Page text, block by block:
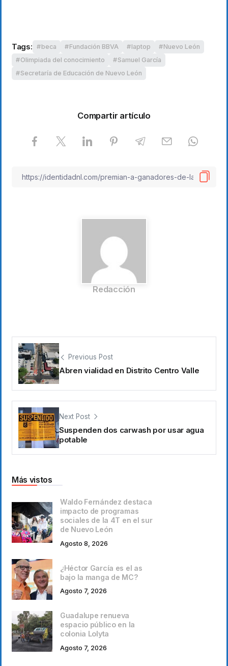
Tags: beca Fundación BBVA laptop
Nuevo León
Olimpiada del conocimiento
Samuel García
Secretaría de Educación de Nuevo León
Compartir artículo
Redacción
Previous Post
Abren vialidad en Distrito Centro Valle
Next Post
Suspenden dos carwash por usar agua
potable
Más vistos
Waldo Fernández destaca
impacto de programas
sociales de la 4T en el sur
de Nuevo León
Agosto 8, 2026
¿Héctor García es el as
bajo la manga de MC?
Agosto 7, 2026
Guadalupe renueva
espacio público en la
colonia Lolyta
Agosto 7, 2026